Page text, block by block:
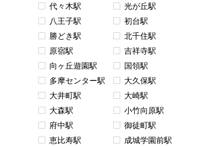
代々木駅
光が丘駅
八王子駅
初台駅
勝どき駅
北千住駅
原宿駅
吉祥寺駅
向ヶ丘遊園駅
国領駅
多摩センター駅
大久保駅
大井町駅
大崎駅
大森駅
小竹向原駅
府中駅
御徒町駅
恵比寿駅
成城学園前駅